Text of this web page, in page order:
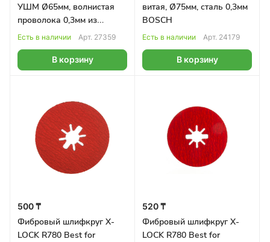
УШМ Ø65мм, волнистая
проволока 0,3мм из
нержавеющей стали
Есть в наличии Арт. 27359
В корзину
витая, Ø75мм, сталь 0,3мм
BOSCH
Есть в наличии Арт. 24179
В корзину
500 ₸
Фибровый шлифкруг X-
LOCK R780 Best for
520 ₸
Фибровый шлифкруг X-
LOCK R780 Best for